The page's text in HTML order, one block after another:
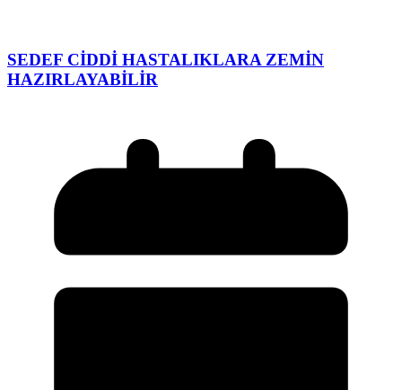
SEDEF CİDDİ HASTALIKLARA ZEMİN
HAZIRLAYABİLİR